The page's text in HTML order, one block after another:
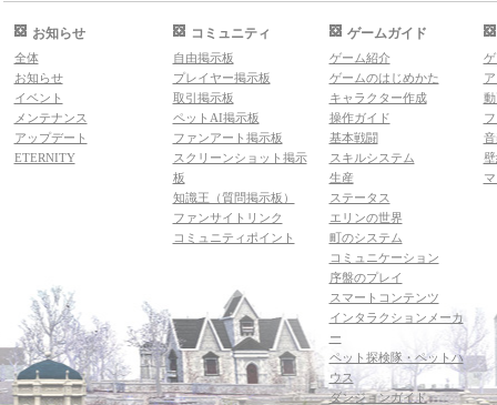
お知らせ
全体
お知らせ
イベント
メンテナンス
アップデート
ETERNITY
コミュニティ
自由掲示板
プレイヤー掲示板
取引掲示板
ペットAI掲示板
ファンアート掲示板
スクリーンショット掲示
板
知識王（質問掲示板）
ファンサイトリンク
コミュニティポイント
ゲームガイド
ゲーム紹介
ゲームのはじめかた
キャラクター作成
操作ガイド
基本戦闘
スキルシステム
生産
ステータス
エリンの世界
町のシステム
コミュニケーション
序盤のプレイ
スマートコンテンツ
インタラクションメーカ
ー
ペット探検隊・ペットハ
ウス
ダンジョンガイド